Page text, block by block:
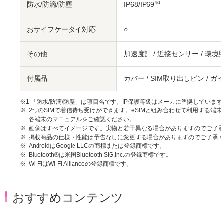
防水/防滴/防塵 IP68/IP69 ※1
おサイフケータイ対応 ○
その他 加速度計 / 近接センサー / 環
付属品 カバー / SIM取り出しピン / ガ
※1 「防水/防滴/防塵」は項目名です。IP保護等級はメーカに準拠していま
2つのSIMで着信待ち受けができます。eSIMと組み合わせて利用する
各端末のマニュアルをご確認ください。
画像はすべてイメージです。実物と若干異なる場合がありますのでご了
掲載商品の仕様・性能は予告なしに変更する場合がありますのでご了承
AndroidはGoogle LLCの商標または登録商標です。
Bluetooth®は米国Bluetooth SIG,Inc.の登録商標です。
Wi-FiはWi-Fi Allianceの登録商標です。
おすすめコンテンツ